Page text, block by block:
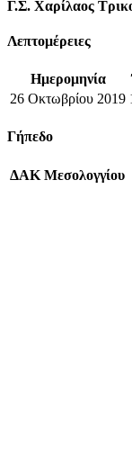
Γ.Σ. Χαρίλαος
Λεπτομέρειες
Ημερομηνία
26 Οκτωβρίου 2019
Γήπεδο
ΔΑΚ Μεσολογγίου